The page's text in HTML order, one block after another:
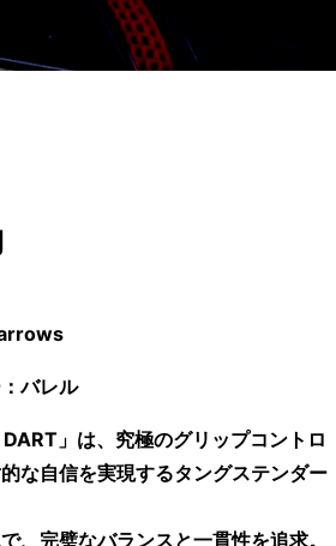
バレル
DART」は、究極のグリップコントロ
な自信を実現するタングステンダー
、完璧なバランスと一貫性を追求。